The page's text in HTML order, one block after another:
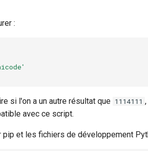
:
si l'on a un autre résultat que 1114111
avec ce script.
et les fichiers de développement